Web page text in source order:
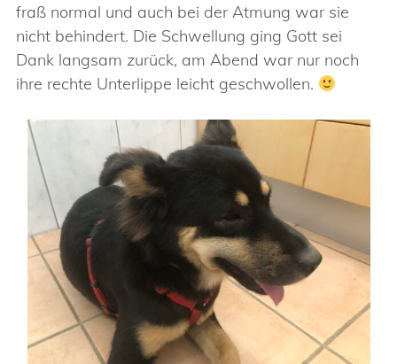
fraß normal und auch bei der Atmung war sie
nicht behindert. Die Schwellung ging Gott sei
Dank langsam zurück, am Abend war nur noch
ihre rechte Unterlippe leicht geschwollen.